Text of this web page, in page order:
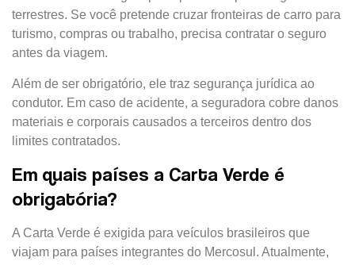
terrestres. Se você pretende cruzar fronteiras de carro para
turismo, compras ou trabalho, precisa contratar o seguro
antes da viagem.
Além de ser obrigatório, ele traz segurança jurídica ao
condutor. Em caso de acidente, a seguradora cobre danos
materiais e corporais causados a terceiros dentro dos
limites contratados.
Em quais países a Carta Verde é
obrigatória?
A Carta Verde é exigida para veículos brasileiros que
viajam para países integrantes do Mercosul. Atualmente,